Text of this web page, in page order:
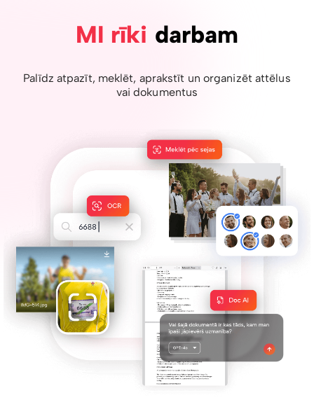
MI rīki darbam
Palīdz atpazīt, meklēt, aprakstīt un organizēt attēlus
vai dokumentus